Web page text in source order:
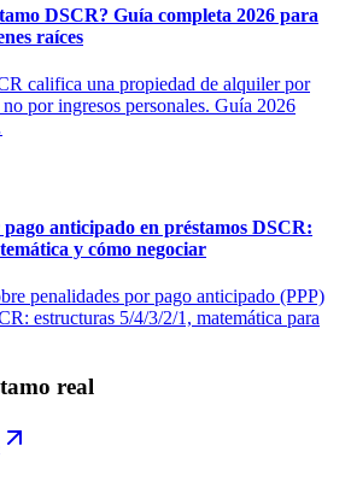
DSCR? Guía completa 2026 para
raíces
califica una propiedad de alquiler por
por ingresos personales. Guía 2026
anticipado en préstamos DSCR:
y cómo negociar
penalidades por pago anticipado (PPP)
estructuras 5/4/3/2/1, matemática para
real